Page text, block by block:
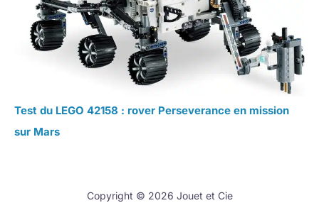
Test du LEGO 42158 : rover Perseverance en mission
sur Mars
Copyright © 2026 Jouet et Cie